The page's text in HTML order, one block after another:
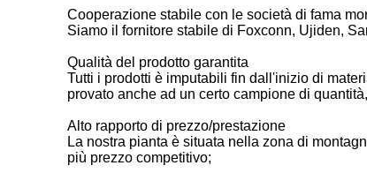
Cooperazione stabile con le società di fama
Siamo il fornitore stabile di Foxconn, Ujiden,
Qualità del prodotto garantita
Tutti i prodotti è imputabili fin dall'inizio di
provato anche ad un certo campione di
Alto rapporto di prezzo/prestazione
La nostra pianta è situata nella zona di
più prezzo competitivo;